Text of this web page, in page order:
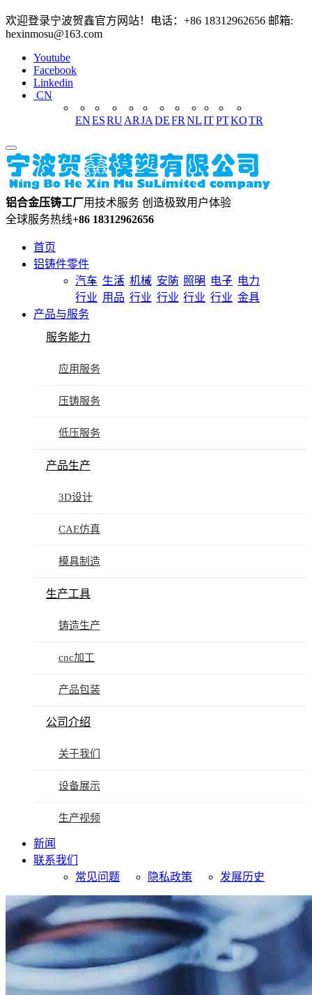
欢迎登录宁波贺鑫官方网站！电话：+86 18312962656 邮箱:
hexinmosu@163.com
Youtube
Facebook
Linkedin
CN
ENESRUARJA DEFR NLITPTKOTR
铝合金压铸工厂用技术服务 创造极致用户体验
全球服务热线+86 18312962656
首页
铝铸件零件
汽车
行业
生活
用品
机械
行业
安防
行业
照明
行业
电子
行业
电力
金具
产品与服务
服务能力
应用服务
压铸服务
低压服务
产品生产
3D设计
CAE仿真
模具制造
生产工具
铸造生产
cnc加工
产品包装
公司介绍
关于我们
设备展示
生产视频
新闻
联系我们
常见问题
隐私政策 发展历史